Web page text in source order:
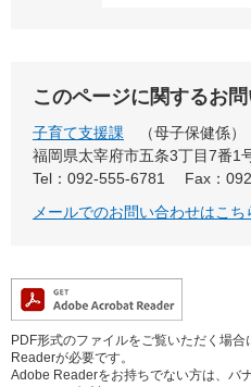
このページに関するお
子育て支援課
母子保健係
福岡県太宰府市五条3丁目7番1
Tel：092-555-6781
Fax：
メールでのお問い合わせはこち
PDF形式のファイルをご覧いただく場
Readerが必要です。
Adobe Readerをお持ちでない方は、バ